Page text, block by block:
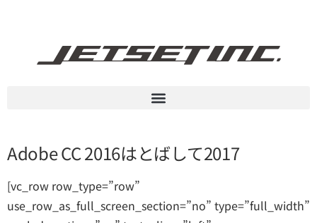
Adobe CC 2016はとばして2017
[vc_row row_type=”row”
use_row_as_full_screen_section=”no” type=”full_width”